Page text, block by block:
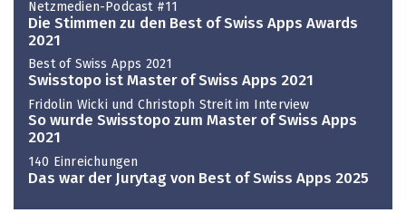
Netzmedien-Podcast #11
Die Stimmen zu den Best of Swiss Apps Awards
2021
Best of Swiss Apps 2021
Swisstopo ist Master of Swiss Apps 2021
Fridolin Wicki und Christoph Streit im Interview
So wurde Swisstopo zum Master of Swiss Apps
2021
140 Einreichungen
Das war der Jurytag von Best of Swiss Apps 2025